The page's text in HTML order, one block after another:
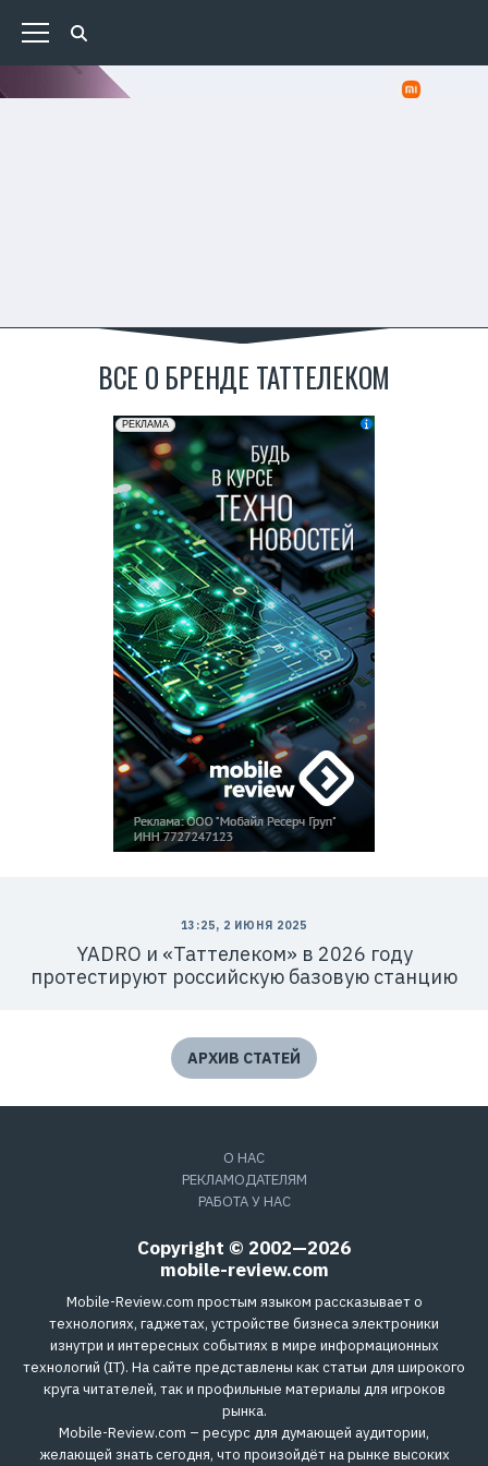
ВСЕ О БРЕНДЕ ТАТТЕЛЕКОМ
13:25, 2 ИЮНЯ 2025
YADRO и «Таттелеком» в 2026 году
протестируют российскую базовую станцию
АРХИВ СТАТЕЙ
О НАС
РЕКЛАМОДАТЕЛЯМ
РАБОТА У НАС
Copyright © 2002—2026
mobile-review.com
Mobile-Review.com простым языком рассказывает о
технологиях, гаджетах, устройстве бизнеса электроники
изнутри и интересных событиях в мире информационных
технологий (IT). На сайте представлены как статьи для широкого
круга читателей, так и профильные материалы для игроков
рынка.
Mobile-Review.com – ресурс для думающей аудитории,
желающей знать сегодня, что произойдёт на рынке высоких